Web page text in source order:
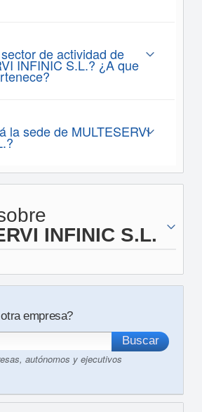
de actividad de
INFINIC S.L.? ¿A que
la sede de MULTESERVI
INFINIC S.L.
empresa?
autónomos y ejecutivos